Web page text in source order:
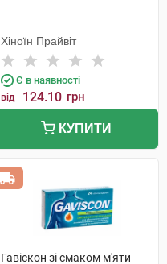
Хіноїн Прайвіт
Є в наявності
від 124.10 грн
КУПИТИ
Гавіскон зі смаком м'яти